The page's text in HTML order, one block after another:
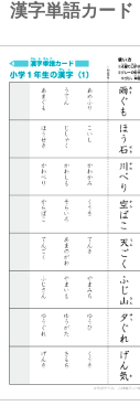
漢字単語カード